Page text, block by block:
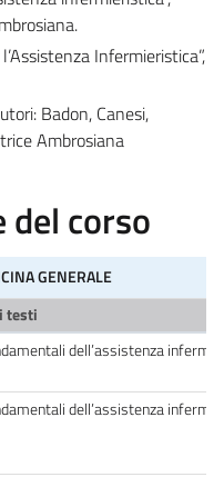
Infermieristica”,
Badon, Canesi,
Ambrosiana
del corso
GENERALE
testi
dell’assistenza
dell’assistenza